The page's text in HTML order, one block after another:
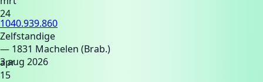
24
apr
15
1040.939.860
Zelfstandige
— 1831 Machelen (Brab.)
3 aug 2026